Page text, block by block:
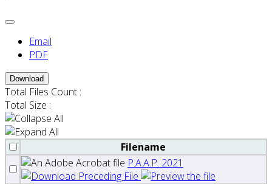
Email
PDF
Download
Total Files Count :
Total Size :
Filename
P.A.A.P. 2021